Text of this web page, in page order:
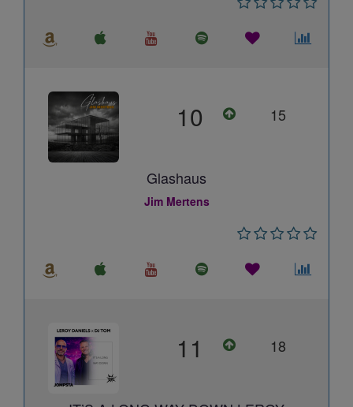
10 15
Glashaus
Jim Mertens
11 18